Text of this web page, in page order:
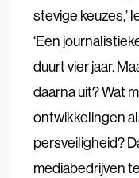
stevige keuzes,’
‘Een
duurt vier jaar.
daarna uit? Wat
ontwikkelingen
persveiligheid?
mediabedrijven